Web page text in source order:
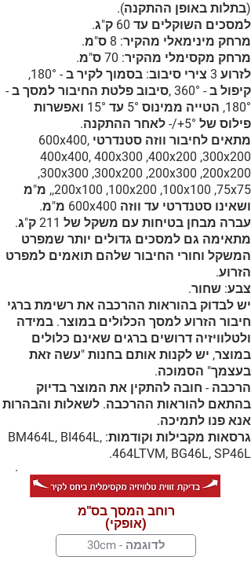
(בתלות באופן ההתקנה).
למסכים השוקלים עד 60 ק"ג.
מרחק מינימאלי מהקיר: 8 ס"מ.
מרחק מקסימלי מהקיר: 70 ס"מ.
לזרוע 3 צירי סיבוב: בסמוך לקיר ב - 180°,
קיפול ב - 360° ,סיבוב פלטת החיבור למסך ב -
180°, הטייה ממינוס 5° עד 15° ואפשרות
פילוס של 5°+/- לאחר ההתקנה.
מתאים לחיבור ווזה סטנדרטי 600x400,
400x400, 400x300 ,400x200 ,300x200
,300x300 ,300x200 ,200x300 ,200x200
,200x100 ,100x200 ,100x100 ,75x75, מ"מ
ושאינו סטנדרטי עד ווזה 600x400 מ"מ.
עברה מבחן בטיחות עם משקל של 211 ק"ג.
מתאימה גם למסכים גדולים יותר שמפרט
המשקל וחורי החיבור שלהם תואמים למפרט
הזרוע.
צבע: שחור.
יש לבדוק בהוראות ההרכבה את רשימת ברגי
חיבור הזרוע למסך הכלולים במוצר. במידה
ולטלוויזיה דרושים ברגים שאינם כלולים
במוצר, יש לקנות אותם בחנות "עשה זאת
בעצמך" הסמוכה.
הרכבה - חובה להתקין את המוצר בדיוק
בהתאם להוראות ההרכבה. לשאלות והבהרות
אנא פנו לתמיכה.
גרסאות מקבילות וקודמות: BM464L, BI464L,
464LTVM, BG46L, SP46L.
רוחב המסך בס"מ
(אופקי)